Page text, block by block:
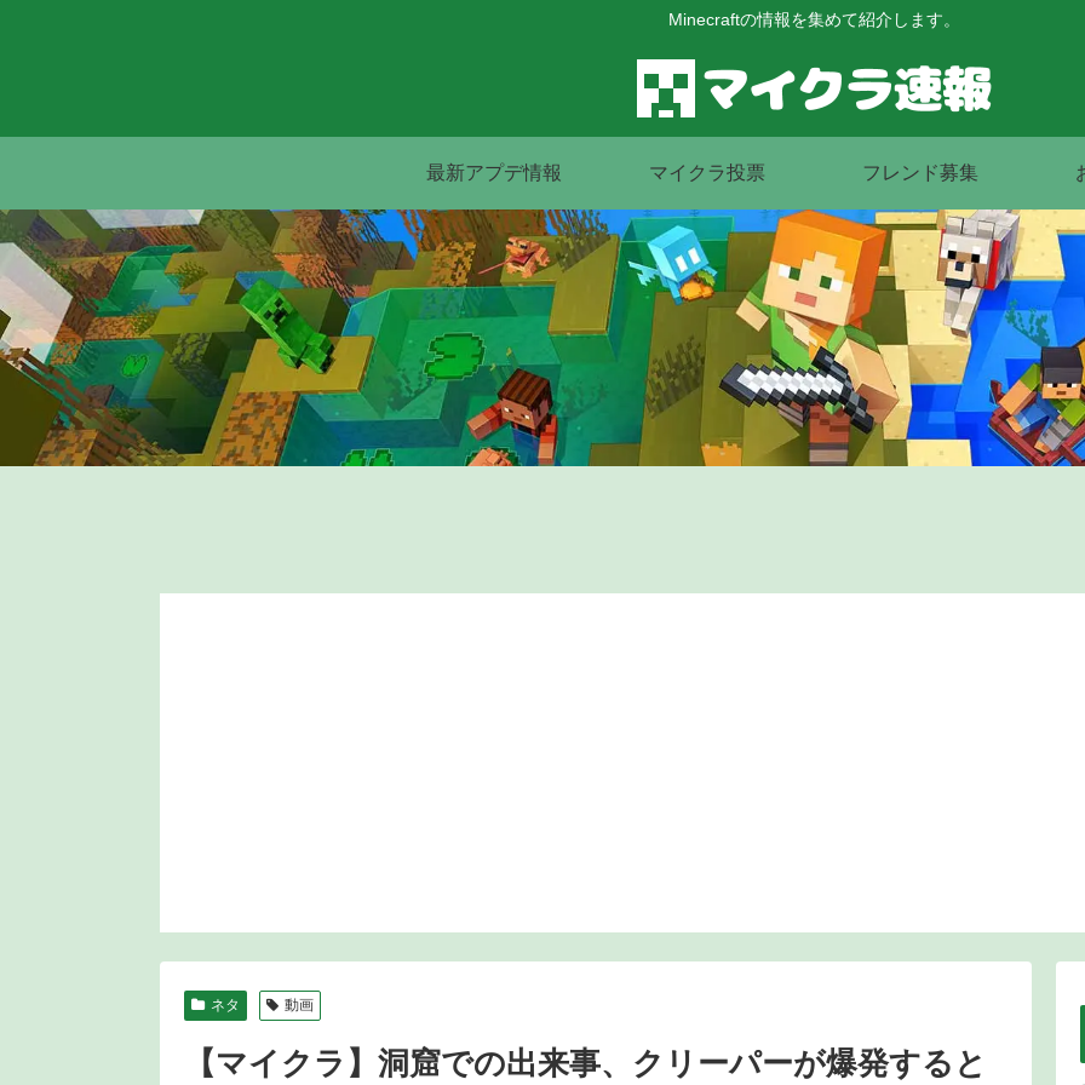
Minecraftの情報を集めて紹介します。
最新アプデ情報 マイクラ投票 フレンド募集
ネタ 動画
【マイクラ】洞窟での出来事、クリーパーが爆発すると